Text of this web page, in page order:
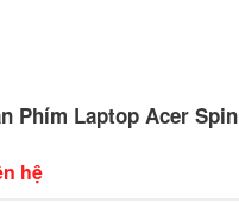
Phím Laptop Acer Spin
hệ